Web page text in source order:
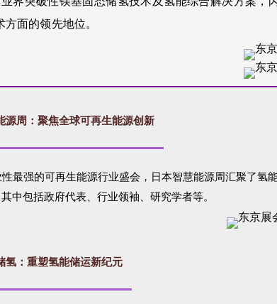
面的领先地位。
源周：聚焦全球可再生能源创新
最强的可再生能源行业盛会，日本智慧能源周汇聚了
中包括政府代表、行业领袖、研究学者等。
氢：重塑氢能储运新纪元